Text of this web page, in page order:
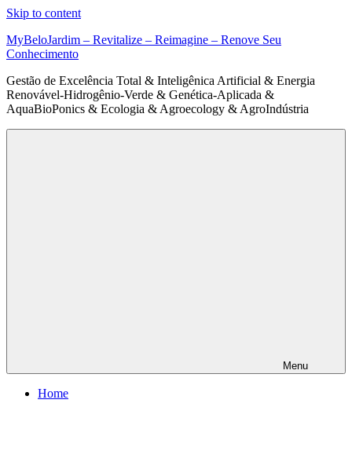
Skip to content
MyBeloJardim – Revitalize – Reimagine – Renove Seu
Conhecimento
Gestão de Excelência Total & Inteligênica Artificial & Energia
Renovável-Hidrogênio-Verde & Genética-Aplicada &
AquaBioPonics & Ecologia & Agroecology & AgroIndústria
Menu
Home